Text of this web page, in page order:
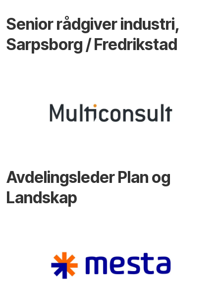
Senior rådgiver industri,
Sarpsborg / Fredrikstad
Avdelingsleder Plan og
Landskap